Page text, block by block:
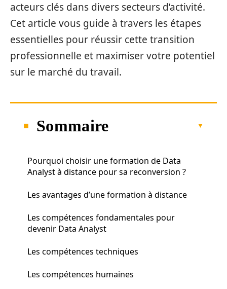
acteurs clés dans divers secteurs d’activité.
Cet article vous guide à travers les étapes
essentielles pour réussir cette transition
professionnelle et maximiser votre potentiel
sur le marché du travail.
Sommaire
Pourquoi choisir une formation de Data
Analyst à distance pour sa reconversion ?
Les avantages d’une formation à distance
Les compétences fondamentales pour
devenir Data Analyst
Les compétences techniques
Les compétences humaines